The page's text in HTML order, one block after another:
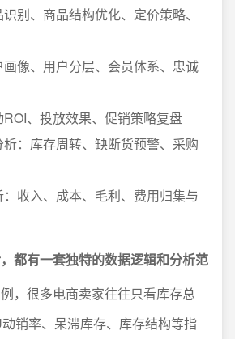
别、商品结构优化、定价策略、
像、用户分层、会员体系、忠诚
、投放效果、促销策略复盘
：库存周转、缺断货预警、采购
收入、成本、毛利、费用归集与
都有一套独特的数据逻辑和分析范
，很多电商卖家往往只看库存总
销率、呆滞库存、库存结构等指